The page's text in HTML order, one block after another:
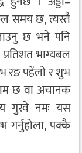
समय छ, त्यस्तै
छ भने पनि
भाग्यबल
रङ पहेंलो र शुभ
छ वा अचानक
गुरवे नमः यस
गर्नुहोला, पक्कै